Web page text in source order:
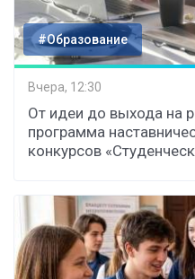
#Образование
Вчера, 12:30
От идеи до выхода на
программа
конкурсов